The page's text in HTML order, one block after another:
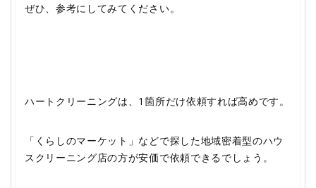
ぜひ、参考にしてみてください。
ハートクリーニングは、1箇所だけ依頼すれば高めです。
「くらしのマーケット」などで探した地域密着型のハウ
スクリーニング店の方が安価で依頼できるでしょう。